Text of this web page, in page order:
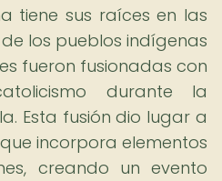
tiene sus raíces en las
los pueblos indígenas
fueron fusionadas con
durante la
Esta fusión dio lugar a
incorpora elementos
creando un evento